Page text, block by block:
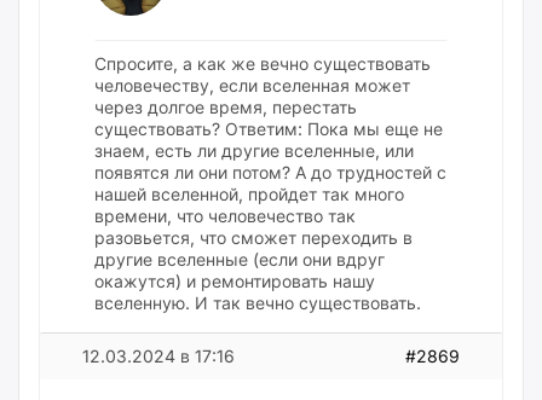
Спросите, а как же вечно существовать
человечеству, если вселенная может
через долгое время, перестать
существовать? Ответим: Пока мы еще не
знаем, есть ли другие вселенные, или
появятся ли они потом? А до трудностей с
нашей вселенной, пройдет так много
времени, что человечество так
разовьется, что сможет переходить в
другие вселенные (если они вдруг
окажутся) и ремонтировать нашу
вселенную. И так вечно существовать.
12.03.2024 в 17:16 #2869